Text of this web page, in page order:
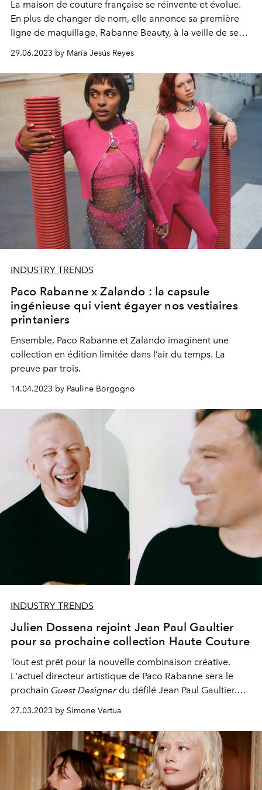
La maison de couture française se réinvente et évolue.
En plus de changer de nom, elle annonce sa première
ligne de maquillage, Rabanne Beauty, à la veille de ses
29.06.2023 by María Jesús Reyes
INDUSTRY TRENDS
Paco Rabanne x Zalando : la capsule
ingénieuse qui vient égayer nos vestiaires
printaniers
Ensemble, Paco Rabanne et Zalando imaginent une
collection en édition limitée dans l’air du temps. La
preuve par trois.
14.04.2023 by Pauline Borgogno
INDUSTRY TRENDS
Julien Dossena rejoint Jean Paul Gaultier
pour sa prochaine collection Haute Couture
Tout est prêt pour la nouvelle combinaison créative.
L'actuel directeur artistique de Paco Rabanne sera le
prochain Guest Designer du défilé Jean Paul Gaultier.
2023 à Paris.
27.03.2023 by Simone Vertua